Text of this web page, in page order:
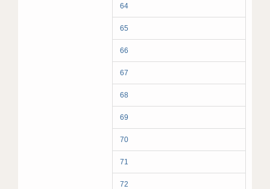
64
65
66
67
68
69
70
71
72